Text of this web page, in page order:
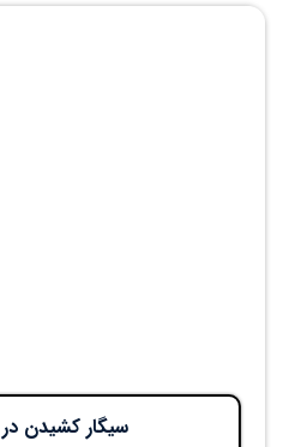
سیگار کشیدن